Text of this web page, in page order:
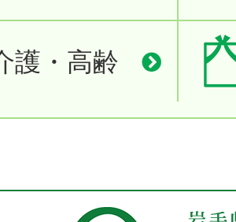
護・高齢